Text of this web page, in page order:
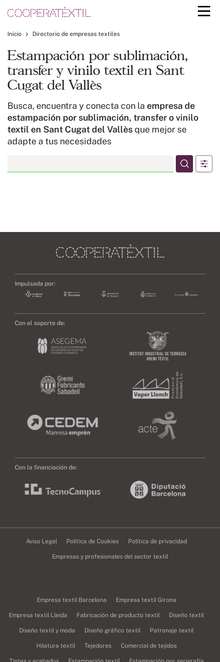
Inicio Directorio de empresas textiles
Estampación por sublimación,
transfer y vinilo textil en Sant
Cugat del Vallès
Busca, encuentra y conecta con la empresa de
estampación por sublimación, transfer o vinilo
textil en Sant Cugat del Vallèsque mejor se
adapte a tus necesidades
Impulsada por:
Con el soporte de:
Con la financiación de:
Aviso Legal Política de Cookies Política de privacidad
Empresas y profesionales del sector textil
Empresa textil Barcelona Empresa textil Girona
Empresa textil Lleida Fabricación de producto textil Diseño textil
Diseño textil y moda Diseño gráfico textil Patronaje textil
Hilatura textil Tejedores Comercial de tejidos